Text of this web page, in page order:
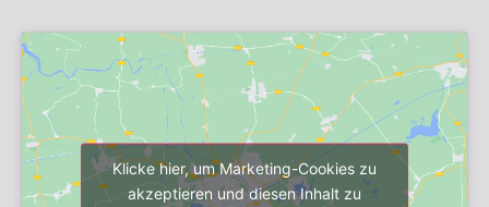
Klicke hier, um Marketing-Cookies zu
akzeptieren und diesen Inhalt zu